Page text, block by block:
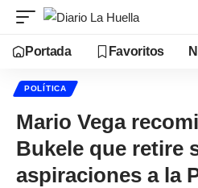
Portada Favoritos
POLÍTICA
Mario Vega
Bukele que retire
aspiraciones a la